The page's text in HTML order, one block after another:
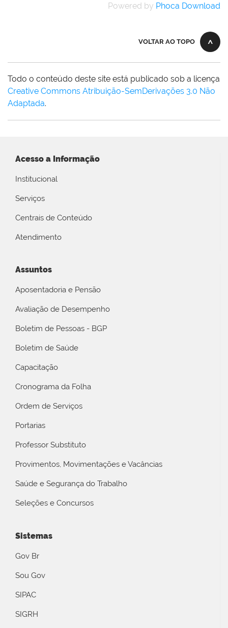
Powered by Phoca Download
VOLTAR AO TOPO
Todo o conteúdo deste site está publicado sob a licença
Creative Commons Atribuição-SemDerivações 3.0 Não
Adaptada.
Acesso a Informação
Institucional
Serviços
Centrais de Conteúdo
Atendimento
Assuntos
Aposentadoria e Pensão
Avaliação de Desempenho
Boletim de Pessoas - BGP
Boletim de Saúde
Capacitação
Cronograma da Folha
Ordem de Serviços
Portarias
Professor Substituto
Provimentos, Movimentações e Vacâncias
Saúde e Segurança do Trabalho
Seleções e Concursos
Sistemas
Gov Br
Sou Gov
SIPAC
SIGRH